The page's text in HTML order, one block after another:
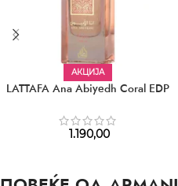
АКЦИЈА
LATTAFA Ana Abiyedh Coral EDP
1.190,00